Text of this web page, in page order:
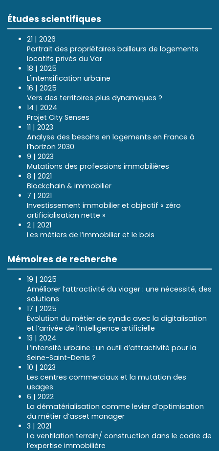
Études scientifiques
21 | 2026
Portrait des propriétaires bailleurs de logements
locatifs privés du Var
18 | 2025
L'intensification urbaine
16 | 2025
Vers des territoires plus dynamiques ?
14 | 2024
Projet City Senses
11 | 2023
Analyse des besoins en logements en France à
l’horizon 2030
9 | 2023
Mutations des professions immobilières
8 | 2021
Blockchain & immobilier
7 | 2021
Investissement immobilier et objectif « zéro
artificialisation nette »
2 | 2021
Les métiers de l’immobilier et le bois
Mémoires de recherche
19 | 2025
Améliorer l’attractivité du viager : une nécessité, des
solutions
17 | 2025
Évolution du métier de syndic avec la digitalisation
et l’arrivée de l’intelligence artificielle
13 | 2024
L’intensité urbaine : un outil d’attractivité pour la
Seine-Saint-Denis ?
10 | 2023
Les centres commerciaux et la mutation des
usages
6 | 2022
La dématérialisation comme levier d’optimisation
du métier d’asset manager
3 | 2021
La ventilation terrain/ construction dans le cadre de
l’expertise immobilière